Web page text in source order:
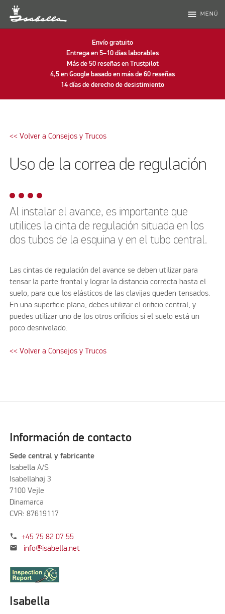
menu MENÚ
Envío gratuito
Entrega en 5–10 días laborables
Más de 50 reseñas en Trustpilot
4,5 en Google basado en más de 60 reseñas
14 días de derecho de desistimiento
<< Volver a Consejos y Trucos
Uso de la correa de regulación
Al instalar el avance, es importante que
utilices la cinta de regulación situada en los
dos tubos de la esquina y en el tubo central.
Las cintas de regulación del avance se deben utilizar para
tensar la parte frontal y lograr la distancia correcta hasta el
suelo, para que los elásticos de las clavijas queden tensados.
En una superficie plana, debes utilizar el orificio central, y
puedes utilizar uno de los otros orificios si el suelo está un
poco desnivelado.
<< Volver a Consejos y Trucos
Información de contacto
Sede central y fabricante
Isabella A/S
Isabellahøj 3
7100 Vejle
Dinamarca
CVR: 87619117
phone +45 75 82 07 55
mail info@isabella.net
Isabella